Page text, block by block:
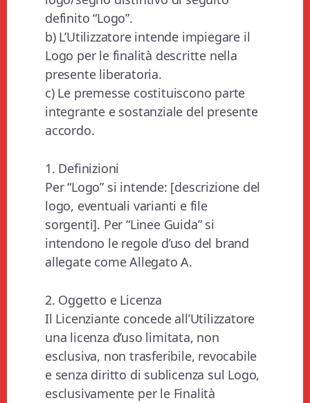
definito “Logo”.
b) L’Utilizzatore intende impiegare il
Logo per le finalità descritte nella
presente liberatoria.
c) Le premesse costituiscono parte
integrante e sostanziale del presente
accordo.
1. Definizioni
Per “Logo” si intende: [descrizione del
logo, eventuali varianti e file
sorgenti]. Per “Linee Guida” si
intendono le regole d’uso del brand
allegate come Allegato A.
2. Oggetto e Licenza
Il Licenziante concede all’Utilizzatore
una licenza d’uso limitata, non
esclusiva, non trasferibile, revocabile
e senza diritto di sublicenza sul Logo,
esclusivamente per le Finalità